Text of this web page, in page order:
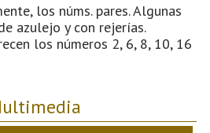
los núms. pares. Algunas
azulejo y con rejerías.
los números 2, 6, 8, 10, 16